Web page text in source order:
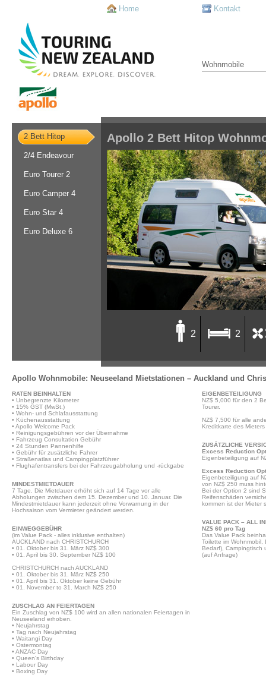
Home Kontakt
Wohnmobile
2 Bett Hitop
2/4 Endeavour
Euro Tourer 2
Euro Camper 4
Euro Star 4
Euro Deluxe 6
Apollo 2 Bett Hitop
2 2
2/4 Bett Endeavour
Apollo 2 Bett Euro Tourer
Apollo Wohnmobile: Neuseeland Mietstationen – Auckland und
RATEN BEINHALTEN
• Unbegrenzte Kilometer
• 15% GST (MwSt.)
• Wohn- und Schlafausstattung
• Küchenausstattung
• Apollo Welcome Pack
• Reinigungsgebühren vor der Übernahme
• Fahrzeug Consultation Gebühr
• 24 Stunden Pannenhilfe
• Gebühr für zusätzliche Fahrer
• Straßenatlas und Campingplatzführer
• Flughafentransfers bei der Fahrzeugabholung und -rückgabe
MINDESTMIETDAUER
7 Tage. Die Mietdauer erhöht sich auf 14 Tage vor alle
Abholungen zwischen dem 15. Dezember und 10. Januar. Die
Mindestmietdauer kann jederzeit ohne Vorwarnung in der
Hochsaison vom Vermieter geändert werden.
EINWEGGEBÜHR
(im Value Pack - alles inklusive enthalten)
AUCKLAND nach CHRISTCHURCH
• 01. Oktober bis 31. März NZ$ 300
• 01. April bis 30. September NZ$ 100
CHRISTCHURCH nach AUCKLAND
• 01. Oktober bis 31. März NZ$ 250
• 01. April bis 31. Oktober keine Gebühr
• 01. November to 31. March NZ$ 250
ZUSCHLAG AN FEIERTAGEN
Ein Zuschlag von NZ$ 100 wird an allen nationalen Feiertagen in
Neuseeland erhoben.
• Neujahrstag
• Tag nach Neujahrstag
• Waitangi Day
• Ostermontag
• ANZAC Day
• Queen's Birthday
• Labour Day
• Boxing Day
EIGENBETEILIGUNG
NZ$ 5,000 für den 2
Tourer.
NZ$ 7,500 für alle
Kreditkarte des
ZUSÄTZLICHE
Excess Reduction
Eigenbeteiligung auf
Excess Reduction
Eigenbeteiligung auf
von NZ$ 250 muss
Bei der Option 2 sind
Reifenschäden
kommen ist der Mieter
VALUE PACK – ALL
NZ$ 60 pro Tag
Das Value Pack
Toilette im
Bedarf), Campingtisch
(auf Anfrage)